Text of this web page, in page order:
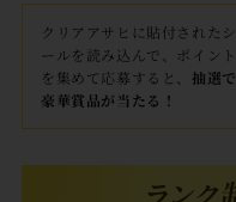
クリアアサヒに貼付されたシ
ールを読み込んで、ポイント
を集めて応募すると、 抽選で
豪華賞品が当たる！